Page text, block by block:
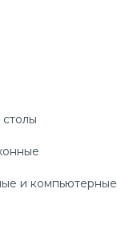
и компьютерные